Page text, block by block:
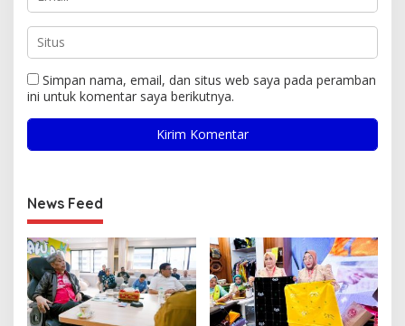
Simpan nama, email, dan situs web saya pada peramban
ini untuk komentar saya berikutnya.
News Feed